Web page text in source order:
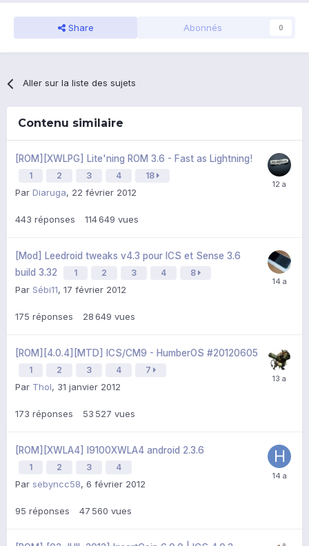
Share Abonnés 0
Aller sur la liste des sujets
Contenu similaire
[ROM][XWLPG] Lite'ning ROM 3.6 - Fast as Lightning!
1 2 3 4 18
Par Diaruga, 22 février 2012
443 réponses 114 649 vues
[Mod] Leedroid tweaks v4.3 pour ICS et Sense 3.6
build 3.32
1 2 3 4 8
Par Sébi11, 17 février 2012
175 réponses 28 649 vues
[ROM][4.0.4][MTD] ICS/CM9 - HumberOS #20120605
1 2 3 4 7
Par Thol, 31 janvier 2012
173 réponses 53 527 vues
[ROM][XWLA4] I9100XWLA4 android 2.3.6
1 2 3 4
Par sebyncc58, 6 février 2012
95 réponses 47 560 vues